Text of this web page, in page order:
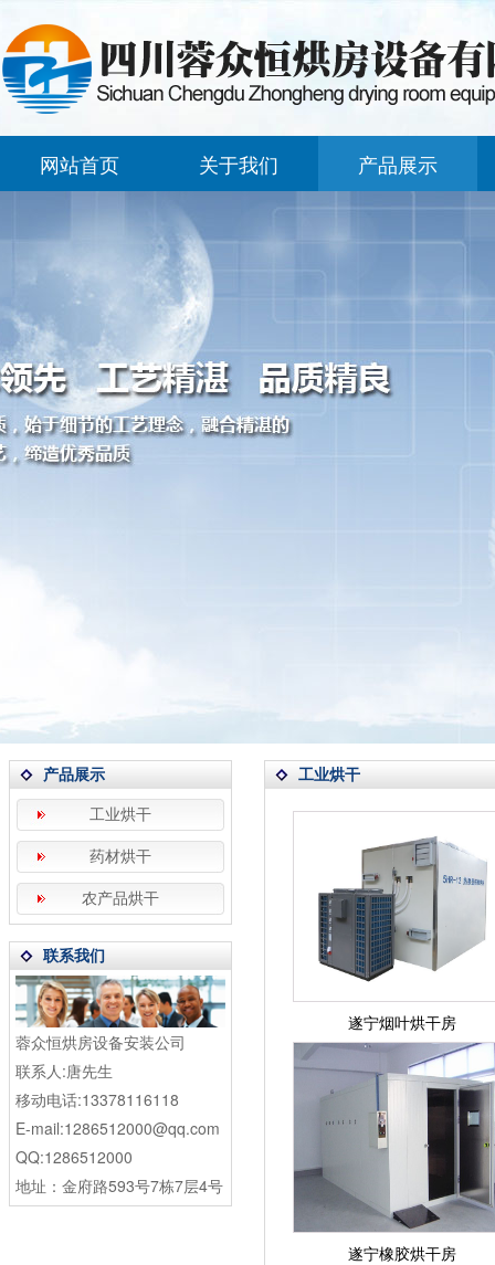
网站首页 关于我们 产品展示
产品展示
工业烘干
药材烘干
农产品烘干
联系我们
蓉众恒烘房设备安装公司
联系人:唐先生
移动电话:13378116118
E-mail:1286512000@qq.com
QQ:1286512000
地址：金府路593号7栋7层4号
工业烘干
遂宁烟叶烘干房
遂宁橡胶烘干房